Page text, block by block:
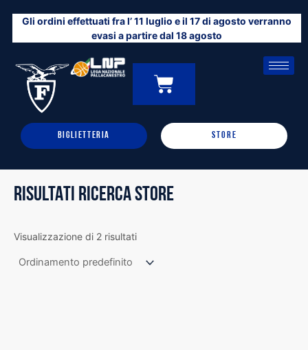
contenuto
Gli ordini effettuati fra l’ 11 luglio e il 17 di agosto verranno
evasi a partire dal 18 agosto
0
CARRELLO
BIGLIETTERIA STORE
RISULTATI RICERCA STORE
Visualizzazione di 2 risultati